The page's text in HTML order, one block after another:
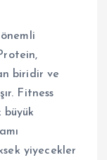
biridir ve
Fitness
yiyecekler